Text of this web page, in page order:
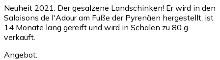
Neuheit 2021: Der gesalzene Landschinken! Er wird in den
Salaisons de l'Adour am Fuße der Pyrenäen hergestellt, ist
14 Monate lang gereift und wird in Schalen zu 80 g
verkauft.
Angebot: